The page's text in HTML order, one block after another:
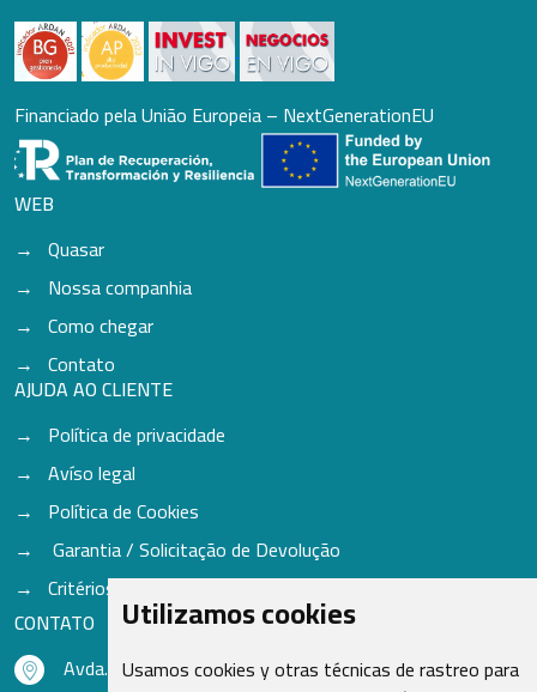
Utilizamos cookies
Usamos cookies y otras técnicas de rastreo para
Financiado pela União Europeia – NextGenerationEU
WEB
Quasar
Nossa companhia
Como chegar
Contato
AJUDA AO CLIENTE
Política de privacidade
Avíso legal
Política de Cookies
Garantia / Solicitação de Devolução
Critérios para aceitação de Cores
CONTATO
Avda. do Freixo - Sardoma, 13